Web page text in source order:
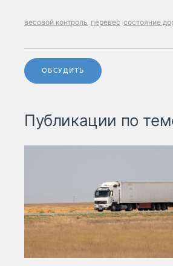
весовой контроль перевес состояние
ОБСУДИТЬ
Публикации по